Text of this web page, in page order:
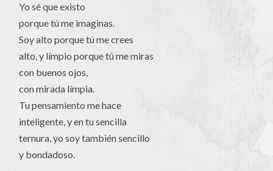
Yo sé que existo
porque tú me imaginas.
Soy alto porque tú me crees
alto, y límpio porque tú me miras
con buenos ojos,
con mirada límpia.
Tu pensamiento me hace
inteligente, y en tu sencilla
ternura, yo soy también sencillo
y bondadoso.